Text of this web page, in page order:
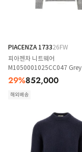
PIACENZA 173326FW
피아젠차 니트웨어
M1050001025CC047 Grey
29%852,000
해외배송